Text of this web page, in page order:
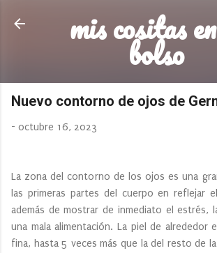
Ir al contenido principal
mis cositas
bolso
Nuevo contorno de ojos de
- octubre 16, 2023
La zona del contorno de los ojos es una
las primeras partes del cuerpo en reflejar
además de mostrar de inmediato el estrés,
una mala alimentación. La piel de alrededor
fina, hasta 5 veces más que la del resto de